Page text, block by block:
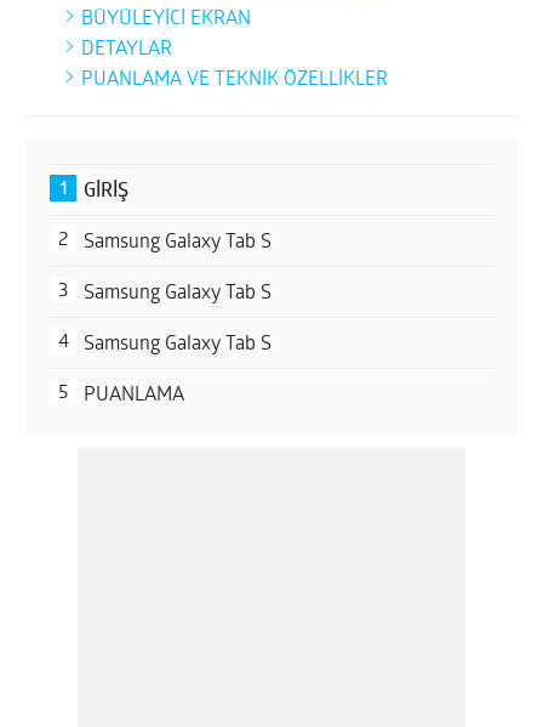
GİRİŞ
Samsung Galaxy Tab S
Samsung Galaxy Tab S
Samsung Galaxy Tab S
PUANLAMA